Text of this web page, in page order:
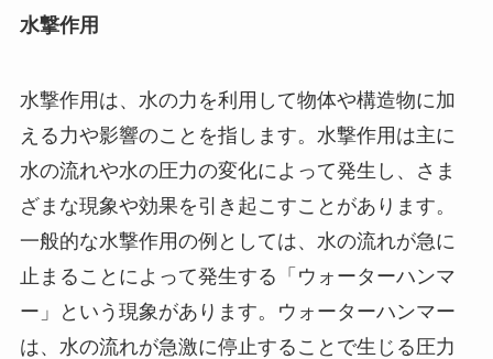
水撃作用
水撃作用は、水の力を利用して物体や構造物に加
える力や影響のことを指します。水撃作用は主に
水の流れや水の圧力の変化によって発生し、さま
ざまな現象や効果を引き起こすことがあります。
一般的な水撃作用の例としては、水の流れが急に
止まることによって発生する「ウォーターハンマ
ー」という現象があります。ウォーターハンマー
は、水の流れが急激に停止することで生じる圧力